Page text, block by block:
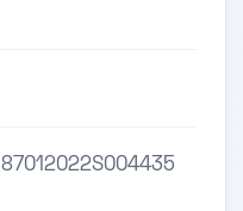
87012022S004435